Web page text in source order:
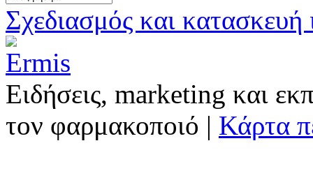
Σχεδιασμός και
Ειδήσεις, marketing και
τον φαρμακοποιό | Κάρτα